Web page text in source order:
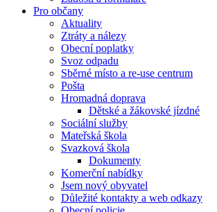
Pro občany
Aktuality
Ztráty a nálezy
Obecní poplatky
Svoz odpadu
Sběrné místo a re-use centrum
Pošta
Hromadná doprava
Dětské a žákovské jízdné
Sociální služby
Mateřská škola
Svazková škola
Dokumenty
Komerční nabídky
Jsem nový obyvatel
Důležité kontakty a web odkazy